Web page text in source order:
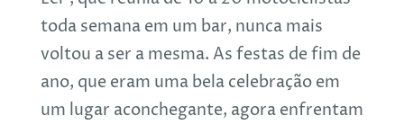
toda semana em um bar, nunca mais
voltou a ser a mesma. As festas de fim de
ano, que eram uma bela celebração em
um lugar aconchegante, agora enfrentam